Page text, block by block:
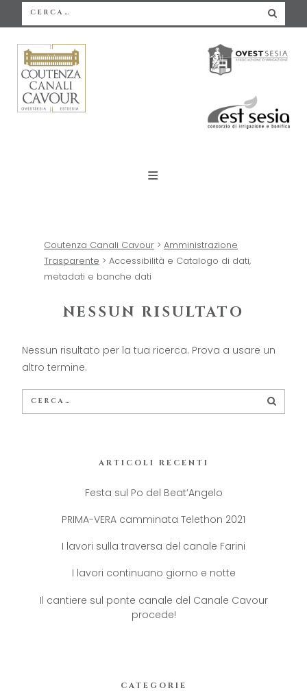
Search
for:
Coutenza Canali Cavour > Amministrazione
Trasparente > Accessibilità e Catalogo di dati,
metadati e banche dati
NESSUN RISULTATO
Nessun risultato per la tua ricerca. Prova a usare un
altro termine.
Search
for:
ARTICOLI RECENTI
Festa sul Po del Beat’Angelo
PRIMA-VERA camminata Telethon 2021
I lavori sulla traversa del canale Farini
I lavori continuano giorno e notte
Il cantiere sul ponte canale del Canale Cavour
procede!
CATEGORIE